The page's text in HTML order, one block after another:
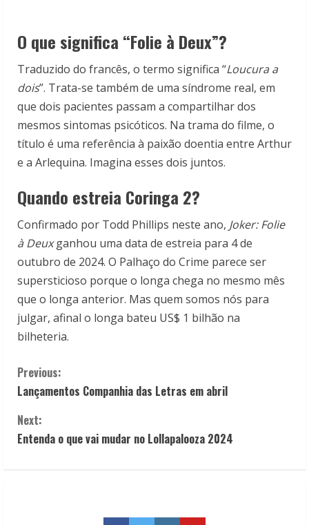
O que significa “Folie à Deux”?
Traduzido do francês, o termo significa “Loucura a
dois”. Trata-se também de uma síndrome real, em
que dois pacientes passam a compartilhar dos
mesmos sintomas psicóticos. Na trama do filme, o
título é uma referência à paixão doentia entre Arthur
e a Arlequina. Imagina esses dois juntos.
Quando estreia Coringa 2?
Confirmado por Todd Phillips neste ano, Joker: Folie
à Deuxganhou uma data de estreia para 4 de
outubro de 2024. O Palhaço do Crime parece ser
supersticioso porque o longa chega no mesmo mês
que o longa anterior. Mas quem somos nós para
julgar, afinal o longa bateu US$ 1 bilhão na
bilheteria.
C
o
n
Previous:
Lançamentos Companhia das Letras em abril
Next:
Entenda o que vai mudar no Lollapalooza 2024